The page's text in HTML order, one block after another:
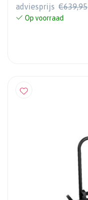
adviesprijs €639,95
Op voorraad